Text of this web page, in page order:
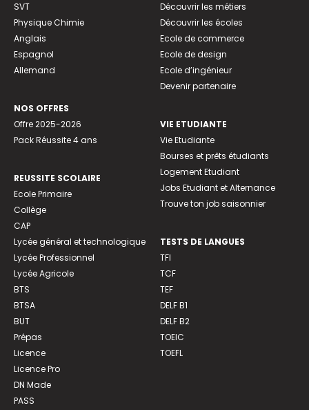
SVT
Physique Chimie
Anglais
Espagnol
Allemand
NOS OFFRES
Offre 2025-2026
Pack Réussite 4 ans
REUSSITE SCOLAIRE
Ecole Primaire
Collège
CAP
Lycée général et technologique
Lycée Professionnel
Lycée Agricole
BTS
BTSA
BUT
Prépas
Licence
Licence Pro
DN Made
PASS
Découvrir les métiers
Découvrir les écoles
Ecole de commerce
Ecole de design
Ecole d’ingénieur
Devenir partenaire
VIE ETUDIANTE
Vie Etudiante
Bourses et prêts étudiants
Logement Etudiant
Jobs Etudiant et Alternance
Trouve ton job saisonnier
TESTS DE LANGUES
TFI
TCF
TEF
DELF B1
DELF B2
TOEIC
TOEFL